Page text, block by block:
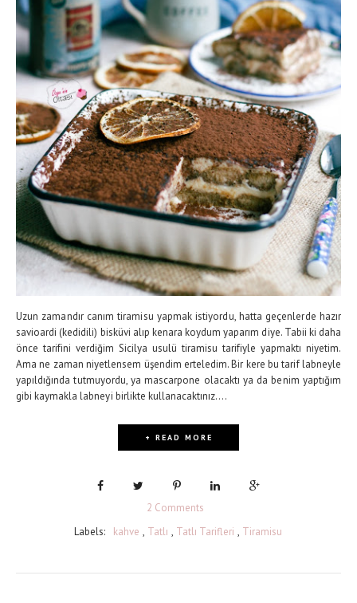
Uzun zamandır canım tiramisu yapmak istiyordu, hatta geçenlerde hazır
savioardi (kedidili) bisküvi alıp kenara koydum yaparım diye. Tabii ki daha
önce tarifini verdiğim Sicilya usulü tiramisu tarifiyle yapmaktı niyetim.
Ama ne zaman niyetlensem üşendim erteledim. Bir kere bu tarif labneyle
yapıldığında tutmuyordu, ya mascarpone olacaktı ya da benim yaptığım
gibi kaymakla labneyi birlikte kullanacaktınız....
+ READ MORE
2 Comments
Labels:
kahve , Tatlı , Tatlı Tarifleri , Tiramisu